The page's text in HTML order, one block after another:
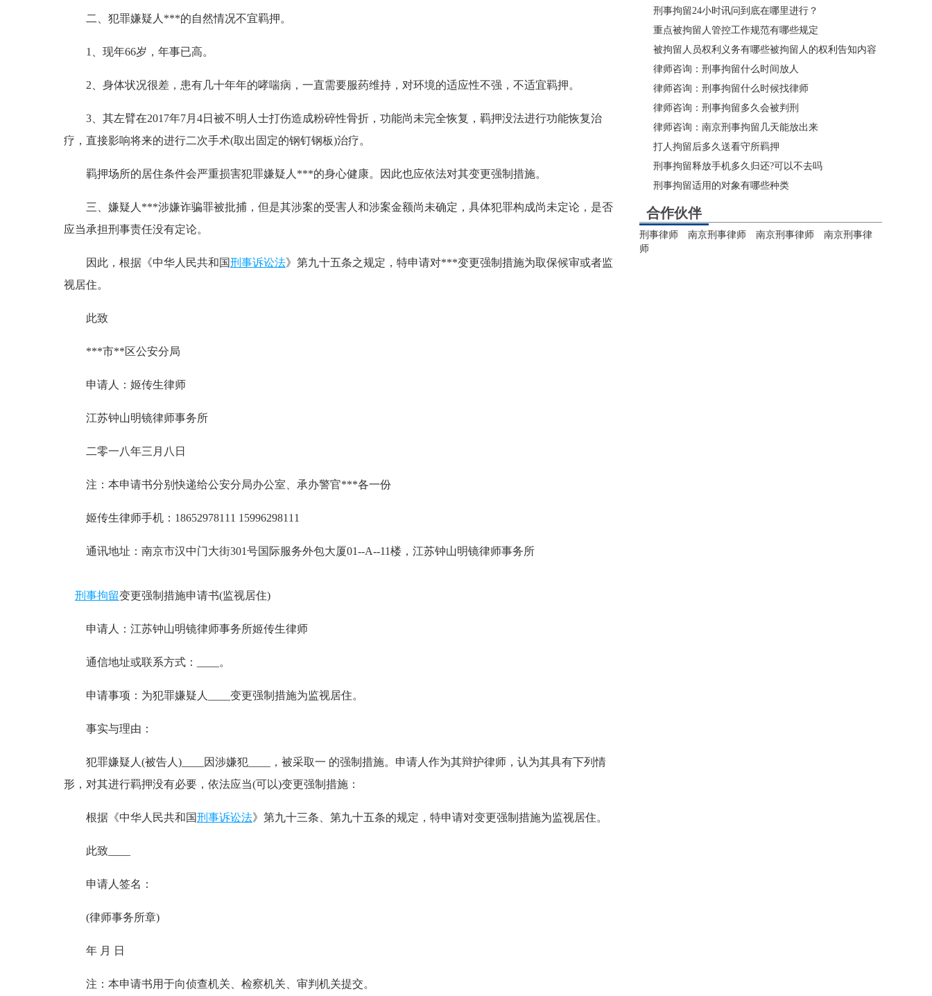
二、犯罪嫌疑人***的自然情况不宜羁押。
1、现年66岁，年事已高。
2、身体状况很差，患有几十年年的哮喘病，一直需要服药维持，对环境的适应性不强，不适宜羁押。
3、其左臂在2017年7月4日被不明人士打伤造成粉碎性骨折，功能尚未完全恢复，羁押没法进行功能恢复治
疗，直接影响将来的进行二次手术(取出固定的钢钉钢板)治疗。
羁押场所的居住条件会严重损害犯罪嫌疑人***的身心健康。因此也应依法对其变更强制措施。
三、嫌疑人***涉嫌诈骗罪被批捕，但是其涉案的受害人和涉案金额尚未确定，具体犯罪构成尚未定论，是否
应当承担刑事责任没有定论。
因此，根据《中华人民共和国刑事诉讼法》第九十五条之规定，特申请对***变更强制措施为取保候审或者监
视居住。
此致
***市**区公安分局
申请人：姬传生律师
江苏钟山明镜律师事务所
二零一八年三月八日
注：本申请书分别快递给公安分局办公室、承办警官***各一份
姬传生律师手机：18652978111 15996298111
通讯地址：南京市汉中门大街301号国际服务外包大厦01--A--11楼，江苏钟山明镜律师事务所
刑事拘留变更强制措施申请书(监视居住)
申请人：江苏钟山明镜律师事务所姬传生律师
通信地址或联系方式：____。
申请事项：为犯罪嫌疑人____变更强制措施为监视居住。
事实与理由：
犯罪嫌疑人(被告人)____因涉嫌犯____，被采取一 的强制措施。申请人作为其辩护律师，认为其具有下列情
形，对其进行羁押没有必要，依法应当(可以)变更强制措施：
根据《中华人民共和国刑事诉讼法》第九十三条、第九十五条的规定，特申请对变更强制措施为监视居住。
此致____
申请人签名：
(律师事务所章)
年 月 日
注：本申请书用于向侦查机关、检察机关、审判机关提交。
刑事拘留24小时讯问到底在哪里进行？
重点被拘留人管控工作规范有哪些规定
被拘留人员权利义务有哪些被拘留人的权利告知内容
律师咨询：刑事拘留什么时间放人
律师咨询：刑事拘留什么时候找律师
律师咨询：刑事拘留多久会被判刑
律师咨询：南京刑事拘留几天能放出来
打人拘留后多久送看守所羁押
刑事拘留释放手机多久归还?可以不去吗
刑事拘留适用的对象有哪些种类
合作伙伴
刑事律师 南京刑事律师 南京刑事律师
南京刑事律
师